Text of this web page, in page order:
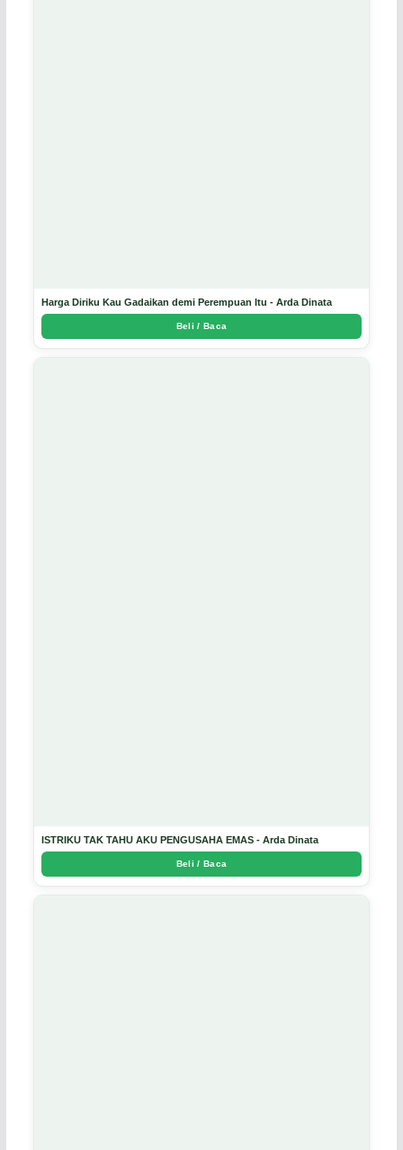
Harga Diriku Kau Gadaikan demi Perempuan Itu - Arda Dinata
Beli / Baca
ISTRIKU TAK TAHU AKU PENGUSAHA EMAS - Arda Dinata
Beli / Baca